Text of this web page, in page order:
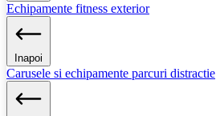
Echipamente fitness exterior
Inapoi
Carusele si echipamente parcuri distractie